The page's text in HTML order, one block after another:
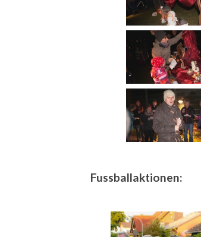
Fussballaktionen: